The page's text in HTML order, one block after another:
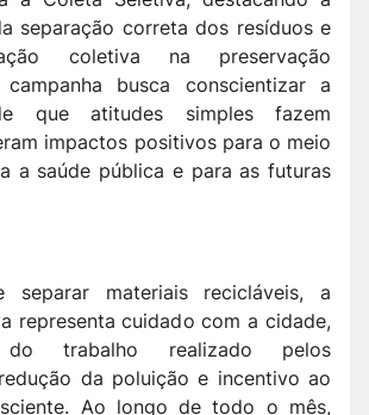
separação correta dos resíduos e
coletiva na preservação
busca conscientizar a
que atitudes simples fazem
impactos positivos para o meio
a saúde pública e para as futuras
separar materiais recicláveis, a
representa cuidado com a cidade,
do trabalho realizado pelos
da poluição e incentivo ao
Ao longo de todo o mês,